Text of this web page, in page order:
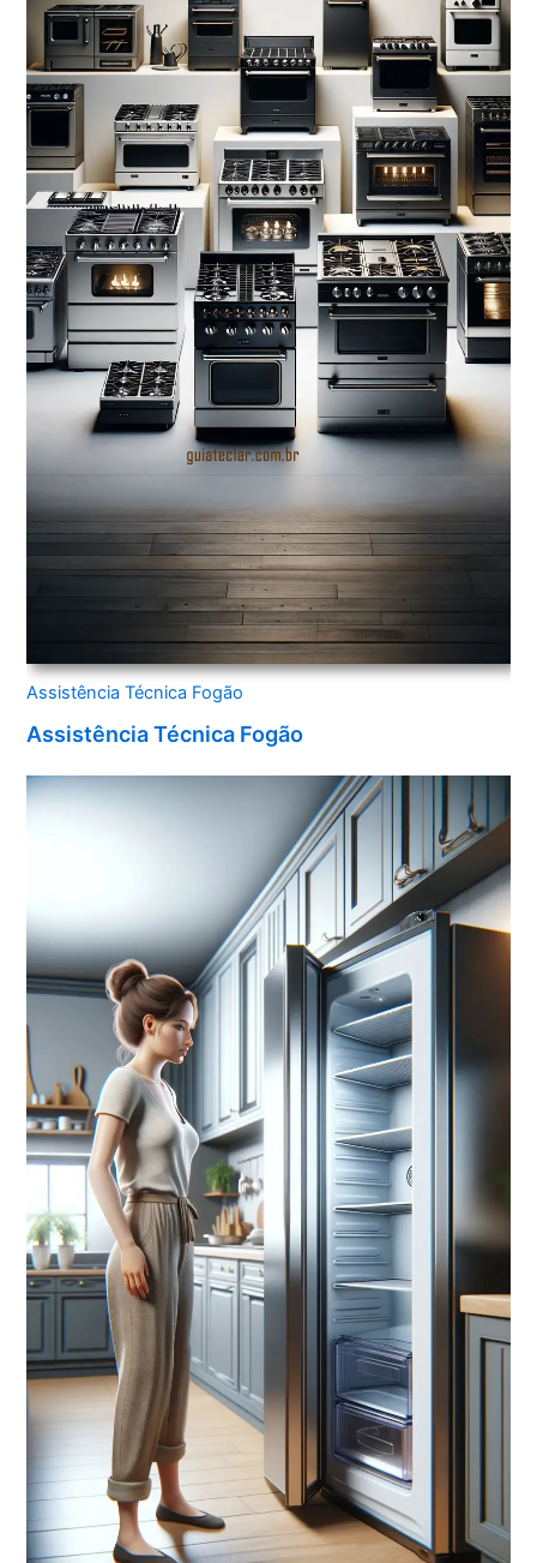
Assistência Técnica Fogão
Assistência Técnica Fogão